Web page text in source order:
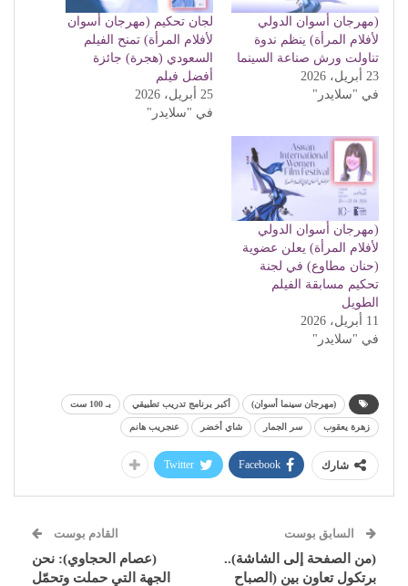
(مهرجان أسوان الدولي
لأفلام المرأة) ينظم ندوة
تناولت ورش صناعة السينما
23 أبريل، 2026
في "سلايدر"
لجان تحكيم (مهرجان أسوان
لأفلام المرأة) تمنح الفيلم
السعودي (هجرة) جائزة
أفضل فيلم
25 أبريل، 2026
في "سلايدر"
(مهرجان أسوان الدولي
لأفلام المرأة) يعلن عضوية
(حنان مطاوع) في لجنة
تحكيم مسابقة الفيلم
الطويل
11 أبريل، 2026
في "سلايدر"
(مهرجان سينما أسوان) أكبر برنامج تدريب تطبيقي بـ 100 ست
زهرة يعقوب سر الجمار شاي أخضر عنجريب هانم
شارك Facebook
Twitter
السابق بوست
(من الصفحة إلى الشاشة)..
برتكول تعاون بين (الصباح
القادم بوست
(عصام الحجاوي): نحن
الجهة التي حملت وتحمّل